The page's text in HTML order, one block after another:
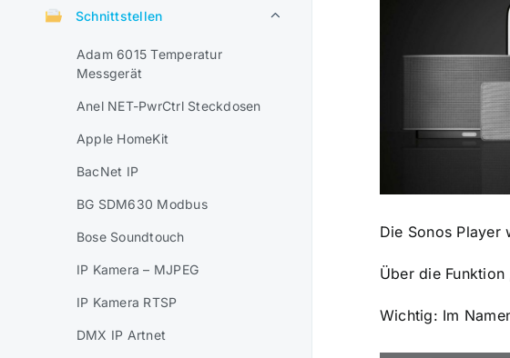
Schnittstellen
Adam 6015 Temperatur
Messgerät
Anel NET-PwrCtrl Steckdosen
Apple HomeKit
BacNet IP
BG SDM630 Modbus
Bose Soundtouch
IP Kamera – MJPEG
IP Kamera RTSP
DMX IP Artnet
Die Sonos Player
Über die Funktion
Wichtig: Im